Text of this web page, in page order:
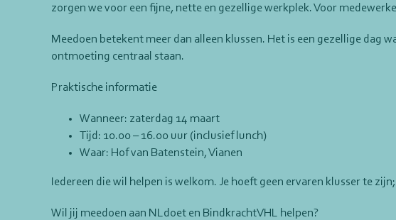
zorgen we voor een fijne, nette en gezellige werkplek. Voor
Meedoen betekent meer dan alleen klussen. Het is een gezellige dag
ontmoeting centraal staan.
Praktische informatie
Wanneer: zaterdag 14 maart
Tijd: 10.00 – 16.00 uur (inclusief lunch)
Waar: Hof van Batenstein, Vianen
Iedereen die wil helpen is welkom. Je hoeft geen ervaren klusser te
Wil jij meedoen aan NLdoet en BindkrachtVHL helpen?